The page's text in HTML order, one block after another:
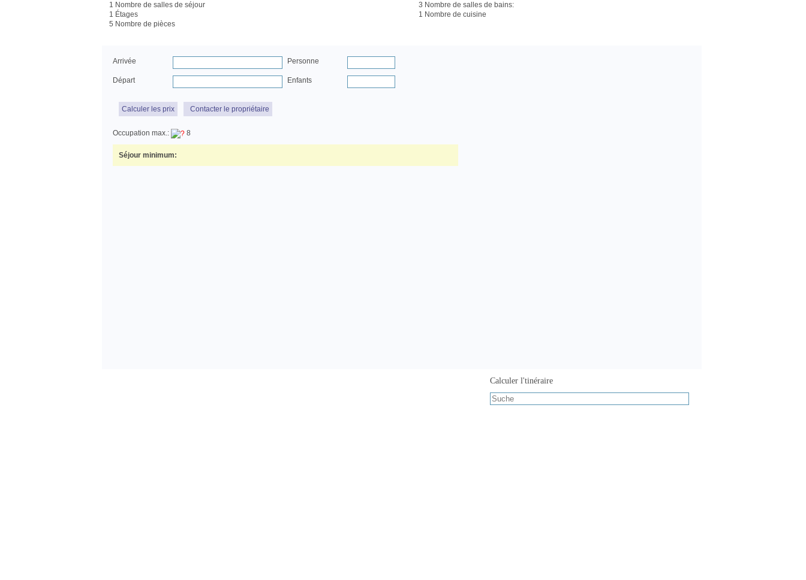
1 Nombre de salles de séjour
1 Étages
5 Nombre de pièces
3 Nombre de salles de bains:
1 Nombre de cuisine
Arrivée Personne
Départ Enfants
Calculer les prix Contacter le propriétaire
Occupation max.: 8
Séjour minimum:
Calculer l'tinéraire